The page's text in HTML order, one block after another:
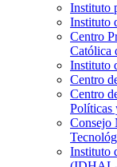
Instituto
Instituto
Centro
Católica
Instituto
Centro
Centro
Políticas
Consejo
Instituto